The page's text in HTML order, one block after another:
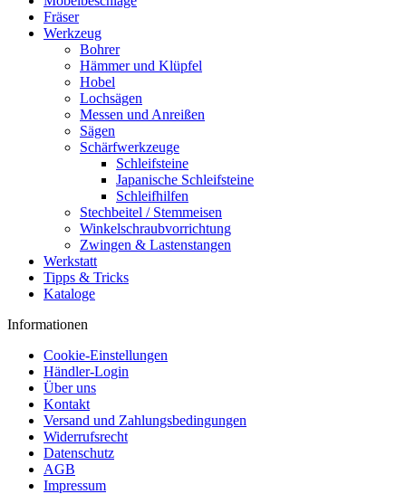
Fräser
Werkzeug
Bohrer
Hämmer und Klüpfel
Hobel
Lochsägen
Messen und Anreißen
Sägen
Schärfwerkzeuge
Schleifsteine
Japanische Schleifsteine
Schleifhilfen
Stechbeitel / Stemmeisen
Winkelschraubvorrichtung
Zwingen & Lastenstangen
Werkstatt
Tipps & Tricks
Kataloge
Informationen
Cookie-Einstellungen
Händler-Login
Über uns
Kontakt
Versand und Zahlungsbedingungen
Widerrufsrecht
Datenschutz
AGB
Impressum